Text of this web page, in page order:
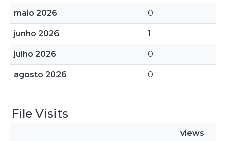
maio 2026 0
junho 2026 1
julho 2026 0
agosto 2026 0
File Visits
views